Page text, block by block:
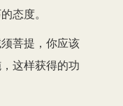
态度。
菩提，你应该
这样获得的功